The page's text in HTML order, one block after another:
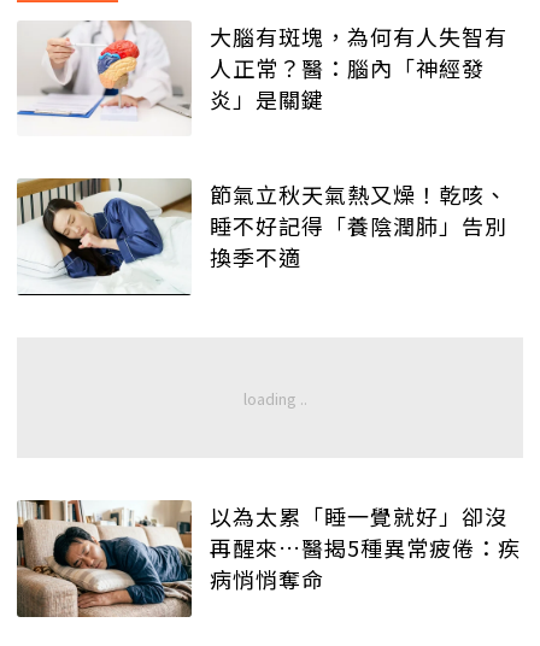
大腦有斑塊，為何有人失智有
人正常？醫：腦內「神經發
炎」是關鍵
節氣立秋天氣熱又燥！乾咳、
睡不好記得「養陰潤肺」告別
換季不適
以為太累「睡一覺就好」卻沒
再醒來…醫揭5種異常疲倦：疾
病悄悄奪命